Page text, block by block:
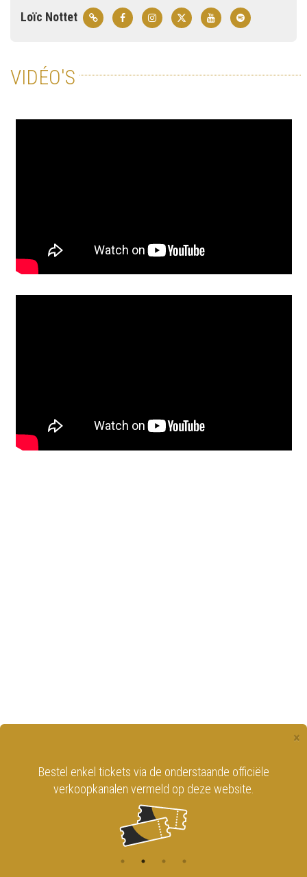
Loïc Nottet
VIDÉO'S
×
Bestel enkel tickets via de onderstaande officiële
verkoopkanalen vermeld op deze website.